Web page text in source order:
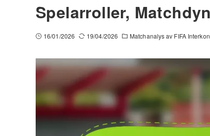
Spelarroller,
16/01/2026 19/04/2026 Matchanalys av FIFA